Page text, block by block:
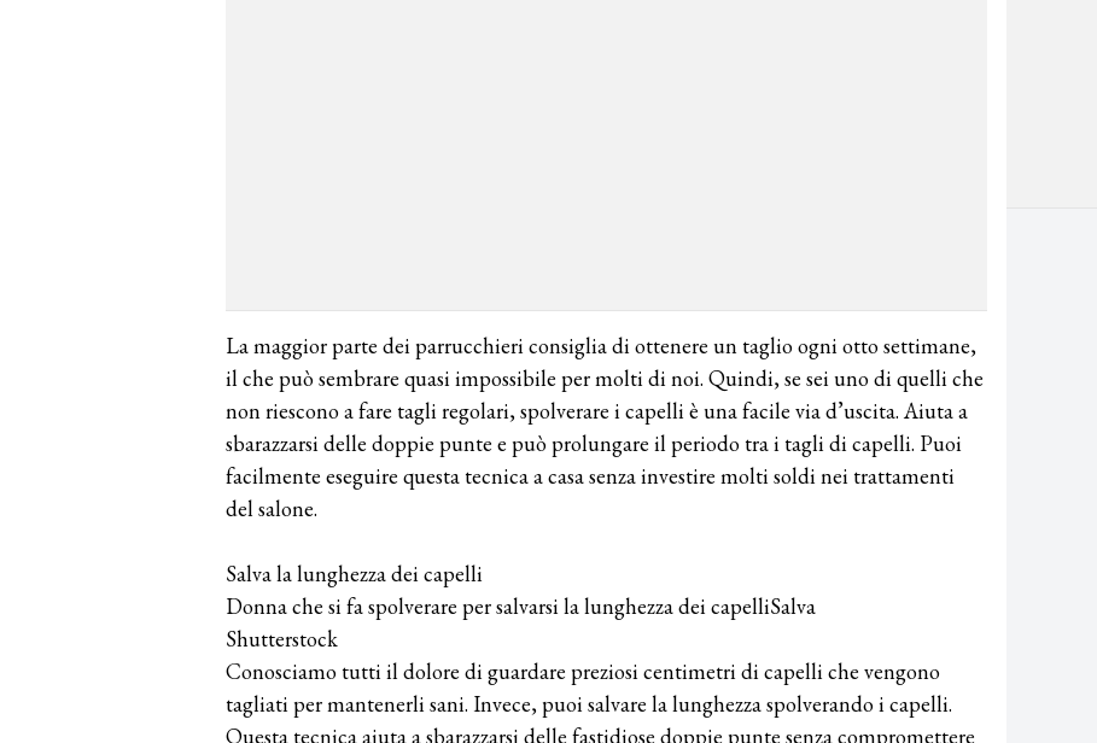
La maggior parte dei parrucchieri consiglia di ottenere un taglio ogni otto settimane,
il che può sembrare quasi impossibile per molti di noi. Quindi, se sei uno di quelli che
non riescono a fare tagli regolari, spolverare i capelli è una facile via d’uscita. Aiuta a
sbarazzarsi delle doppie punte e può prolungare il periodo tra i tagli di capelli. Puoi
facilmente eseguire questa tecnica a casa senza investire molti soldi nei trattamenti
del salone.
Salva la lunghezza dei capelli
Donna che si fa spolverare per salvarsi la lunghezza dei capelliSalva
Shutterstock
Conosciamo tutti il ​​dolore di guardare preziosi centimetri di capelli che vengono
tagliati per mantenerli sani. Invece, puoi salvare la lunghezza spolverando i capelli.
Questa tecnica aiuta a sbarazzarsi delle fastidiose doppie punte senza compromettere